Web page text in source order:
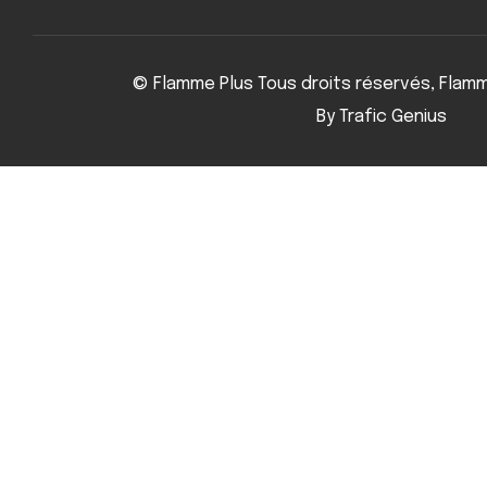
© Flamme Plus Tous droits réservés,
By Trafic Genius